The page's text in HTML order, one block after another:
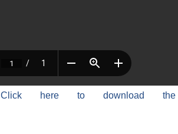
Click here to download